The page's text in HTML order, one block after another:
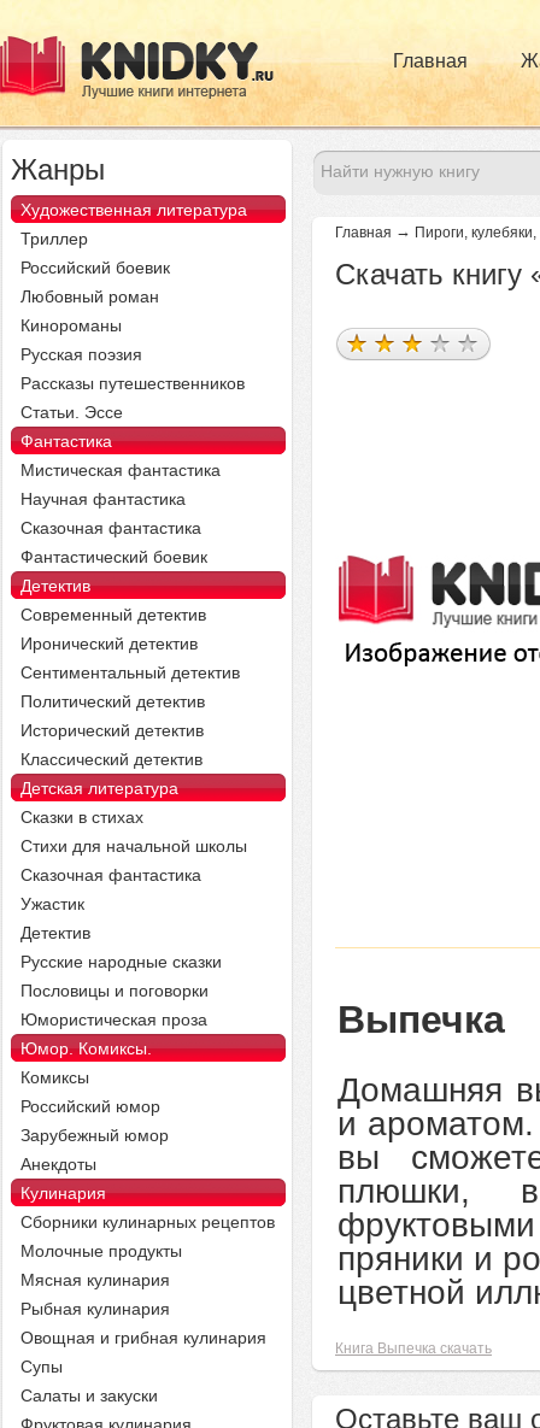
Главная
Главная → Пироги,
Скачать книгу
Выпечка
Домашняя
и
вы
плюшки,
пряники и
цветной
Книга Выпечка скачать
Оставьте ваш
Жанры
Художественная литература
Триллер
Российский боевик
Любовный роман
Кинороманы
Русская поэзия
Рассказы путешественников
Статьи. Эссе
Фантастика
Мистическая фантастика
Научная фантастика
Сказочная фантастика
Фантастический боевик
Детектив
Современный детектив
Иронический детектив
Сентиментальный детектив
Политический детектив
Исторический детектив
Классический детектив
Детская литература
Сказки в стихах
Стихи для начальной школы
Сказочная фантастика
Ужастик
Детектив
Русские народные сказки
Пословицы и поговорки
Юмористическая проза
Юмор. Комиксы.
Комиксы
Российский юмор
Зарубежный юмор
Анекдоты
Кулинария
Сборники кулинарных рецептов
Молочные продукты
Мясная кулинария
Рыбная кулинария
Овощная и грибная кулинария
Супы
Салаты и закуски